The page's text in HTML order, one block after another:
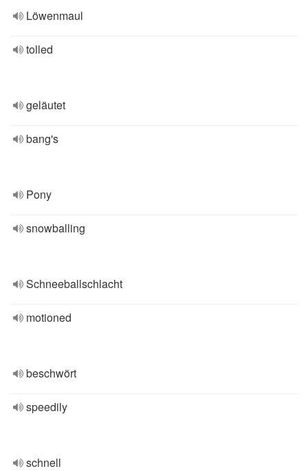
Löwenmaul
tolled
geläutet
bang's
Pony
snowballing
Schneeballschlacht
motioned
beschwört
speedily
schnell